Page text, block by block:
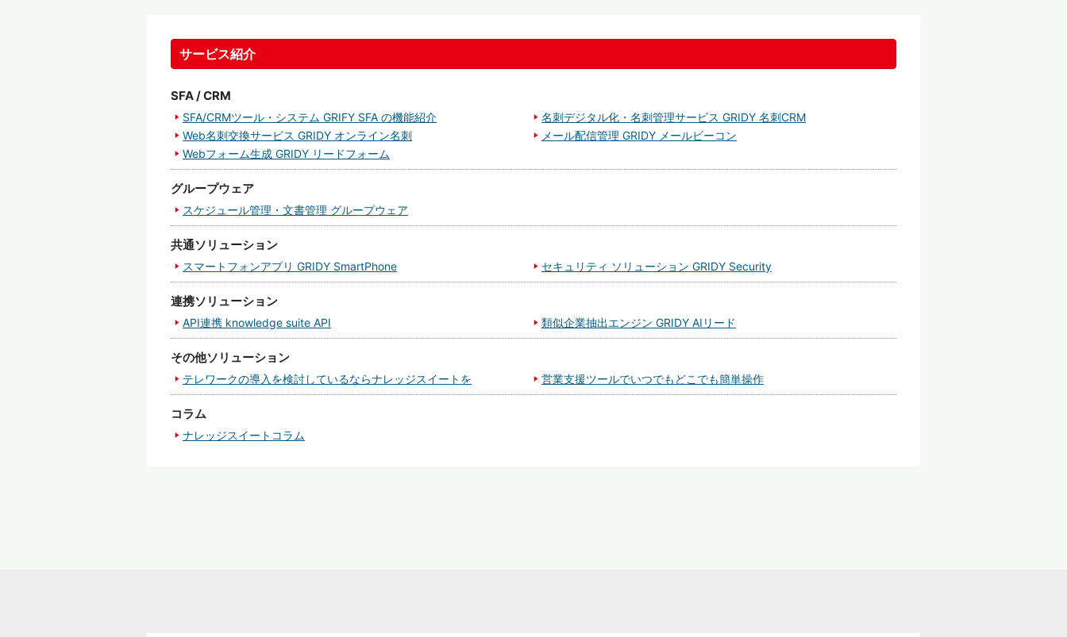
サービス紹介
SFA / CRM
SFA/CRMツール・システム GRIFY SFA の機能紹介
名刺デジタル化・名刺管理サービス GRIDY 名刺CRM
Web名刺交換サービス GRIDY オンライン名刺
メール配信管理 GRIDY メールビーコン
Webフォーム生成 GRIDY リードフォーム
グループウェア
スケジュール管理・文書管理 グループウェア
共通ソリューション
スマートフォンアプリ GRIDY SmartPhone セキュリティ ソリューション GRIDY Security
連携ソリューション
API連携 knowledge suite API 類似企業抽出エンジン GRIDY AIリード
その他ソリューション
テレワークの導入を検討しているならナレッジスイートを 営業支援ツールでいつでもどこでも簡単操作
コラム
ナレッジスイートコラム